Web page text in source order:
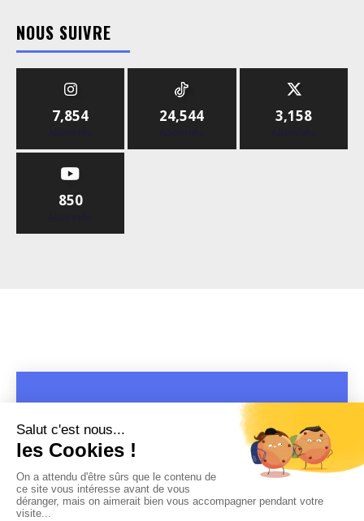
NOUS SUIVRE
7,854
Abonnés
24,544
Abonnés
3,158
Abonnés
850
Abonnés